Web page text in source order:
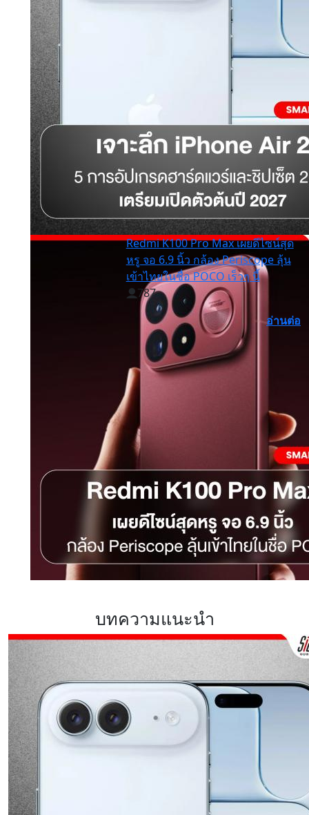
Redmi K100 Pro Max เผยดีไซน์สุด
หรู จอ 6.9 นิ้ว กล้อง Periscope ลุ้น
เข้าไทยในชื่อ POCO เร็วๆ นี้
787
อ่านต่อ
บทความแนะนำ